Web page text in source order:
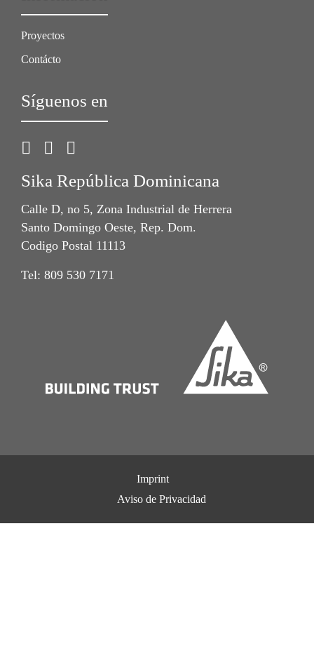
Proyectos
Contácto
Síguenos en
Sika República Dominicana
Calle D, no 5, Zona Industrial de Herrera
Santo Domingo Oeste, Rep. Dom.
Codigo Postal 11113
Tel: 809 530 7171
Imprint
Aviso de Privacidad